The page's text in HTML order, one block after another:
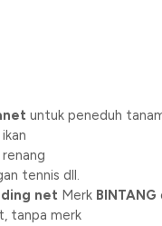
untuk peneduh
tennis dll.
net Merk BINTANG
tanpa merk